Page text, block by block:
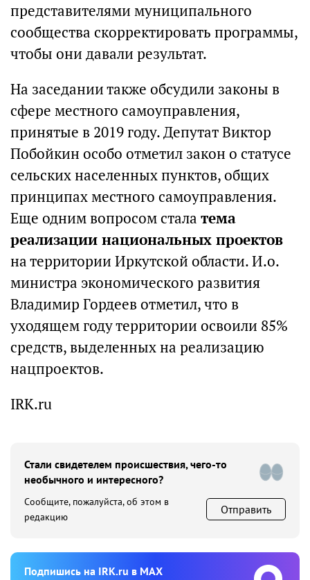
представителями муниципального
сообщества скорректировать программы,
чтобы они давали результат.
На заседании также обсудили законы в
сфере местного самоуправления,
принятые в 2019 году. Депутат Виктор
Побойкин особо отметил закон о статусе
сельских населенных пунктов, общих
принципах местного самоуправления.
Еще одним вопросом стала тема
реализации национальных проектов
на территории Иркутской области. И.о.
министра экономического развития
Владимир Гордеев отметил, что в
уходящем году территории освоили 85%
средств, выделенных на реализацию
нацпроектов.
IRK.ru
Стали свидетелем происшествия, чего-то
необычного и интересного?
Сообщите, пожалуйста, об этом в
редакцию
Отправить
Подпишиcь на IRK.ru в MAX